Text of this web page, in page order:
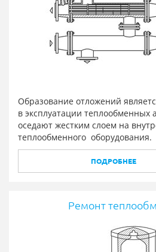
Образование отложений
в эксплуатации теплообменных
оседают жестким слоем на
теплообменного оборудования.
ПОДРОБНЕЕ
Ремонт